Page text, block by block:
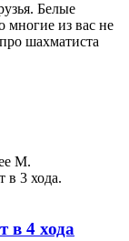
Белые
многие из вас не
шахматиста
М.
в 3 хода.
в 4 хода